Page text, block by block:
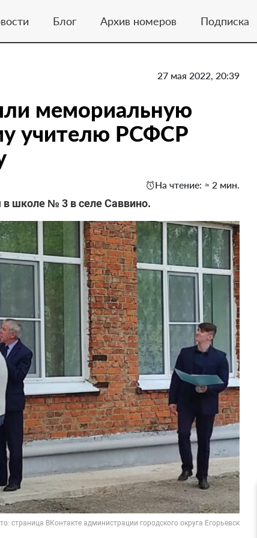
Блог Архив номеров Подписка
27 мая 2022, 20:39
мемориальную
учителю РСФСР
На чтение: ≈ 2 мин.
в школе № 3 в селе Саввино.
страница ВКонтакте администрации городского округа Егорьевск